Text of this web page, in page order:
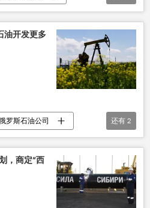
油开发更多
罗斯石油公司
还有 2
，商定“西